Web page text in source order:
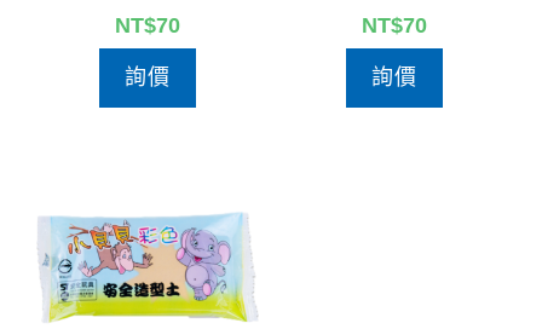
NT$70
詢價
NT$70
詢價